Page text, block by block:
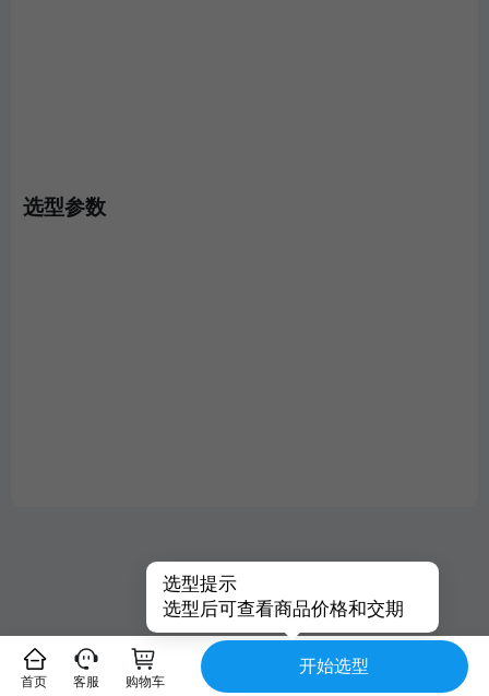
选型参数
首页 客服 购物车
选型提示
选型后可查看商品价格和交期
开始选型